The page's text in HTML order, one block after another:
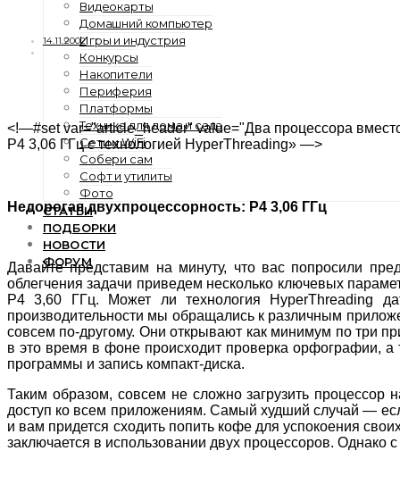
Видеокарты
Домашний компьютер
Игры и индустрия
Конкурсы
Накопители
Периферия
Платформы
Техника для дома и сада
Сети и WiFi
Собери сам
Софт и утилиты
Фото
СТАТЬИ
ПОДБОРКИ
НОВОСТИ
ФОРУМ
14.11.2002
<!—#set var="article_header" value="Два процессора
P4 3,06 ГГц с технологией HyperThreading» —>
Недорогая двухпроцессорность: P4 3,06 ГГц
Давайте представим на минуту, что вас попросили
облегчения задачи приведем несколько ключевых
P4 3,60 ГГц. Может ли технология HyperThreading
производительности мы обращались к различным
совсем по-другому. Они открывают как минимум по три
в это время в фоне происходит проверка орфографии,
программы и запись компакт-диска.
Таким образом, совсем не сложно загрузить
доступ ко всем приложениям. Самый худший случай —
и вам придется сходить попить кофе для успокоения
заключается в использовании двух процессоров.